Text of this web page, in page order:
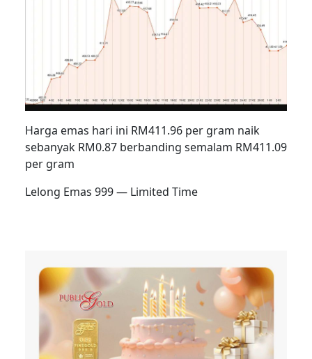
Harga emas hari ini RM411.96 per gram naik
sebanyak RM0.87 berbanding semalam RM411.09
per gram
Lelong Emas 999 — Limited Time